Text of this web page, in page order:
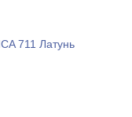
711 Латунь